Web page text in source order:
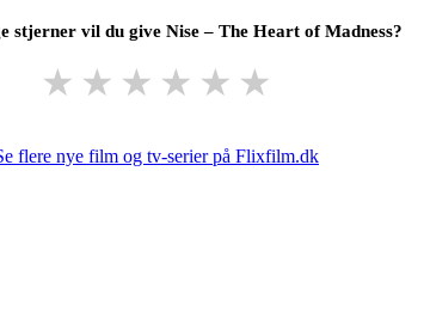
stjerner vil du give Nise – The Heart of Madness?
★ ★ ★ ★ ★ ★
flere nye film og tv-serier på Flixfilm.dk